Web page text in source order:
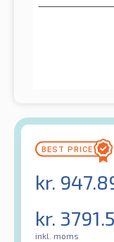
kr.
kr.
inkl. moms